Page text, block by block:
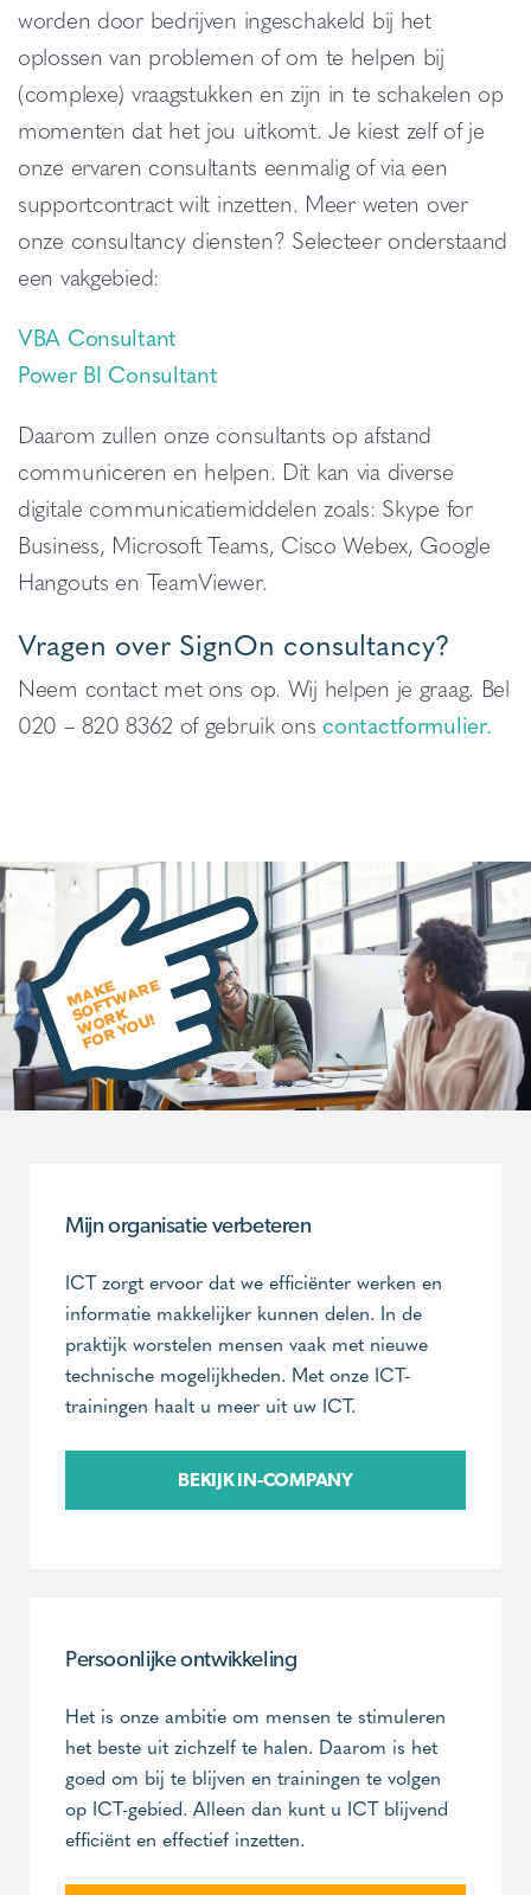
worden door bedrijven ingeschakeld bij het
oplossen van problemen of om te helpen bij
(complexe) vraagstukken en zijn in te schakelen op
momenten dat het jou uitkomt. Je kiest zelf of je
onze ervaren consultants eenmalig of via een
supportcontract wilt inzetten. Meer weten over
onze consultancy diensten? Selecteer onderstaand
een vakgebied:
VBA Consultant
Power BI Consultant
Daarom zullen onze consultants op afstand
communiceren en helpen. Dit kan via diverse
digitale communicatiemiddelen zoals: Skype for
Business, Microsoft Teams, Cisco Webex, Google
Hangouts en TeamViewer.
Vragen over SignOn consultancy?
Neem contact met ons op. Wij helpen je graag. Bel
020 – 820 8362 of gebruik onscontactformulier.
Mijn organisatie verbeteren
ICT zorgt ervoor dat we efficiënter werken en
informatie makkelijker kunnen delen. In de
praktijk worstelen mensen vaak met nieuwe
technische mogelijkheden. Met onze ICT-
trainingen haalt u meer uit uw ICT.
BEKIJK IN-COMPANY
Persoonlijke ontwikkeling
Het is onze ambitie om mensen te stimuleren
het beste uit zichzelf te halen. Daarom is het
goed om bij te blijven en trainingen te volgen
op ICT-gebied. Alleen dan kunt u ICT blijvend
efficiënt en effectief inzetten.